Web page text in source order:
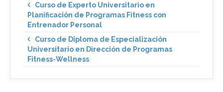
Curso de Experto Universitario en
Planificación de Programas Fitness con
Entrenador Personal
Curso de Diploma de Especialización
Universitario en Dirección de Programas
Fitness-Wellness